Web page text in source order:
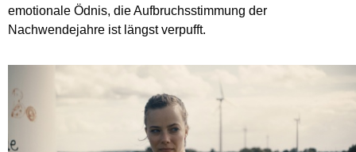
emotionale Ödnis, die Aufbruchsstimmung der
Nachwendejahre ist längst verpufft.